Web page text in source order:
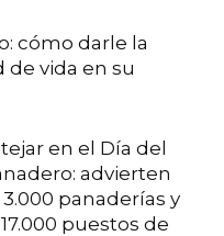
cómo darle la
de vida en su
en el Día del
advierten
panaderías y
puestos de